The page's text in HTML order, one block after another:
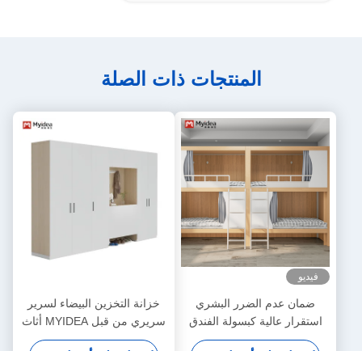
المنتجات ذات الصلة
فيديو
ضمان عدم الضرر البشري
استقرار عالية كبسولة الفندق
دعم السرير تخصيص
خزانة التخزين البيضاء لسرير
سريري من قبل MYIDEA أثاث
المكاتب في فوشان